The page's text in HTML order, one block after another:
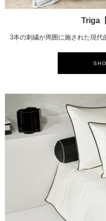
Triga
3本の刺繍が周囲に施された現代